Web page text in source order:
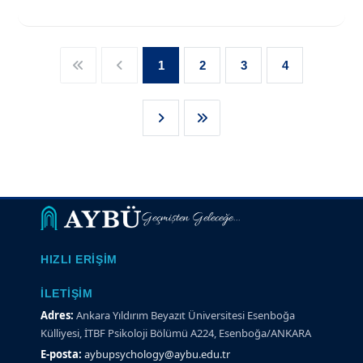
1 2 3 4
Geçmişten Geleceğe...
HIZLI ERIŞIM
İLETIŞIM
Adres: Ankara Yıldırım Beyazıt Üniversitesi Esenboğa
Külliyesi, İTBF Psikoloji Bölümü A224, Esenboğa/ANKARA
E-posta: aybupsychology@aybu.edu.tr